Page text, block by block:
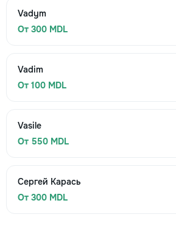
Vadym
От 300 MDL
Vadim
От 100 MDL
Vasile
От 550 MDL
Сергей Карась
От 300 MDL